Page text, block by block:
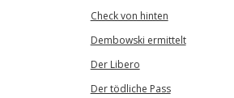
Check von hinten
Dembowski ermittelt
Der Libero
Der tödliche Pass